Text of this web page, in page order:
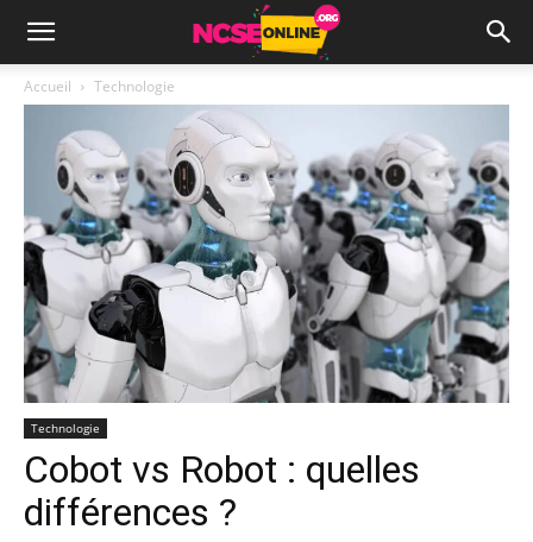
Accueil Technologie
Technologie
Cobot vs Robot : quelles
différences ?